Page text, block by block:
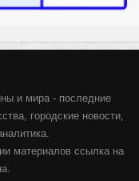
и мира - последние
городские новости,
материалов ссылка на